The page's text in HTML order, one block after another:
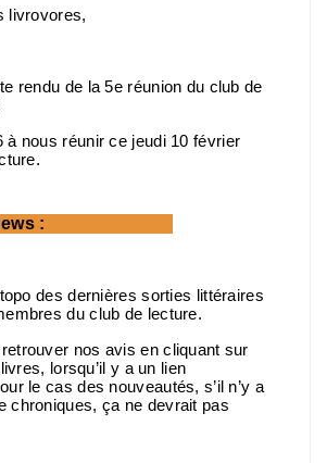
livrovores,
rendu de la 5e réunion du club de
à nous réunir ce jeudi 10 février
:
des dernières sorties littéraires
du club de lecture.
nos avis en cliquant sur
lorsqu’il y a un lien
le cas des nouveautés, s’il n’y a
chroniques, ça ne devrait pas